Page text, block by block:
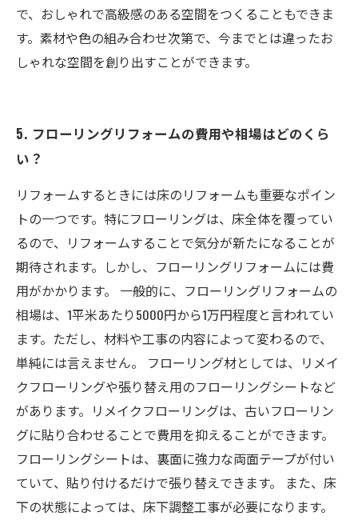
で、おしゃれで高級感のある空間をつくることもできま
す。素材や色の組み合わせ次第で、今までとは違ったお
しゃれな空間を創り出すことができます。
5. フローリングリフォームの費用や相場はどのくら
い？
リフォームするときには床のリフォームも重要なポイン
トの一つです。特にフローリングは、床全体を覆ってい
るので、リフォームすることで気分が新たになることが
期待されます。しかし、フローリングリフォームには費
用がかかります。 一般的に、フローリングリフォームの
相場は、1平米あたり5000円から1万円程度と言われてい
ます。ただし、材料や工事の内容によって変わるので、
単純には言えません。 フローリング材としては、リメイ
クフローリングや張り替え用のフローリングシートなど
があります。リメイクフローリングは、古いフローリン
グに貼り合わせることで費用を抑えることができます。
フローリングシートは、裏面に強力な両面テープが付い
ていて、貼り付けるだけで張り替えできます。 また、床
下の状態によっては、床下調整工事が必要になります。